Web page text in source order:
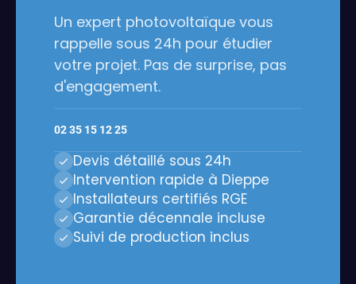
Un expert photovoltaïque vous
rappelle sous 24h pour étudier
votre projet. Pas de surprise, pas
d'engagement.
02 35 15 12 25
Devis détaillé sous 24h
Intervention rapide à Dieppe
Installateurs certifiés RGE
Garantie décennale incluse
Suivi de production inclus